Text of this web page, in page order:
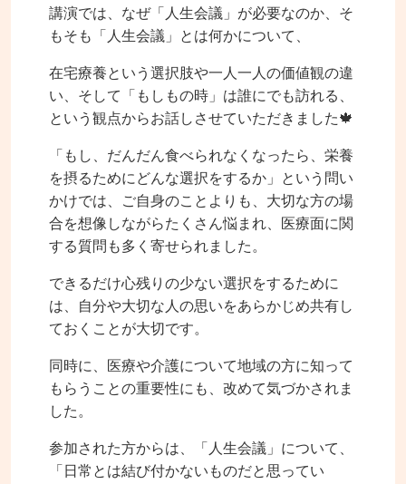
講演では、なぜ「人生会議」が必要なのか、そ
もそも「人生会議」とは何かについて、
在宅療養という選択肢や一人一人の価値観の違
い、そして「もしもの時」は誰にでも訪れる、
という観点からお話しさせていただきました🍁
「もし、だんだん食べられなくなったら、栄養
を摂るためにどんな選択をするか」という問い
かけでは、ご自身のことよりも、大切な方の場
合を想像しながらたくさん悩まれ、医療面に関
する質問も多く寄せられました。
できるだけ心残りの少ない選択をするために
は、自分や大切な人の思いをあらかじめ共有し
ておくことが大切です。
同時に、医療や介護について地域の方に知って
もらうことの重要性にも、改めて気づかされま
した。
参加された方からは、「人生会議」について、
「日常とは結び付かないものだと思ってい